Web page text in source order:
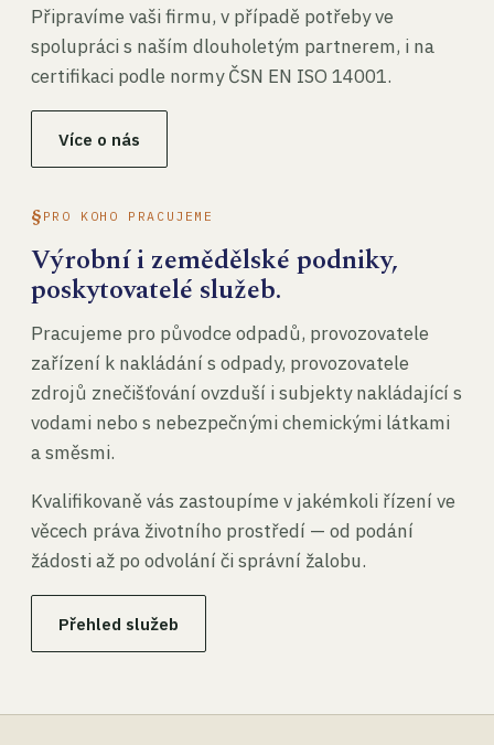
Připravíme vaši firmu, v případě potřeby ve
spolupráci s naším dlouholetým partnerem, i na
certifikaci podle normy ČSN EN ISO 14001.
Více o nás
PRO KOHO PRACUJEME
Výrobní i zemědělské podniky,
poskytovatelé služeb.
Pracujeme pro původce odpadů, provozovatele
zařízení k nakládání s odpady, provozovatele
zdrojů znečišťování ovzduší i subjekty nakládající s
vodami nebo s nebezpečnými chemickými látkami
a směsmi.
Kvalifikovaně vás zastoupíme v jakémkoli řízení ve
věcech práva životního prostředí — od podání
žádosti až po odvolání či správní žalobu.
Přehled služeb